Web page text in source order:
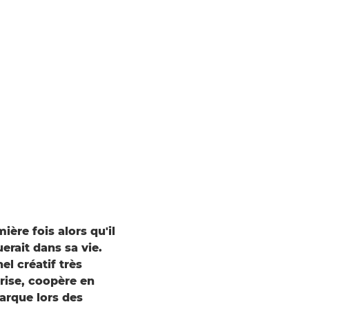
fois alors qu'il
dans sa vie.
créatif très
coopère en
lors des